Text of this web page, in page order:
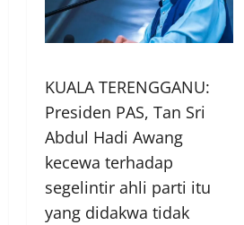
KUALA TERENGGANU:
Presiden PAS, Tan Sri
Abdul Hadi Awang
kecewa terhadap
segelintir ahli parti itu
yang didakwa tidak